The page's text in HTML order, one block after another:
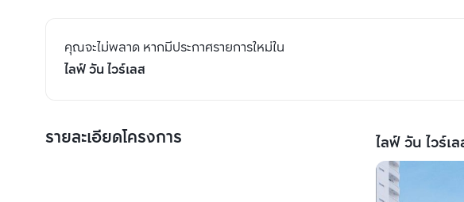
คุณจะไม่พลาด หากมีประกาศรายการใหม่ใน
ไลฟ์ วัน ไวร์เลส
รายละเอียดโครงการ ไลฟ์ วัน ไวร์เ